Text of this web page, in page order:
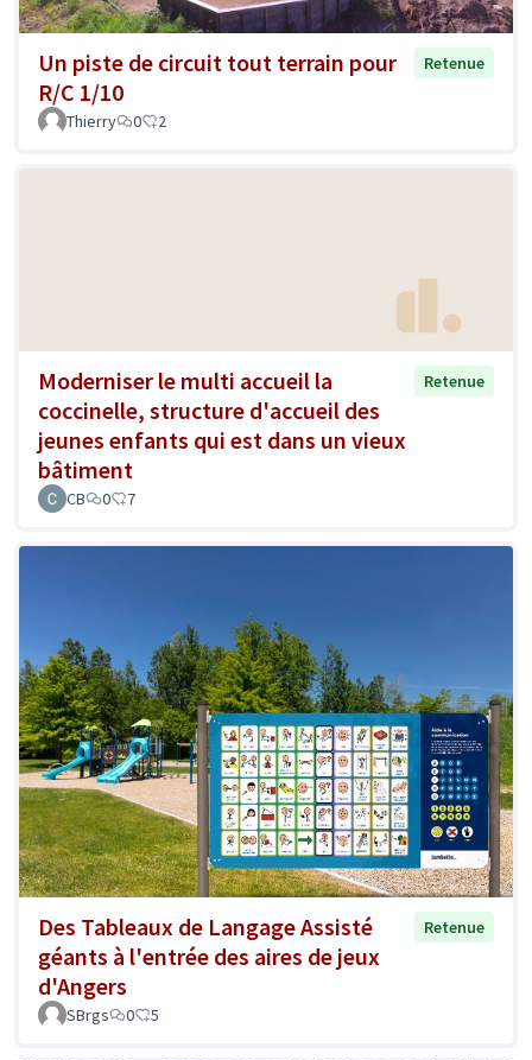
Un piste de circuit tout terrain pour
R/C 1/10
Retenue
Thierry 0 2
Moderniser le multi accueil la
coccinelle, structure d'accueil des
jeunes enfants qui est dans un vieux
bâtiment
Retenue
CB 0 7
Des Tableaux de Langage Assisté
géants à l'entrée des aires de jeux
d'Angers
Retenue
SBrgs 0 5